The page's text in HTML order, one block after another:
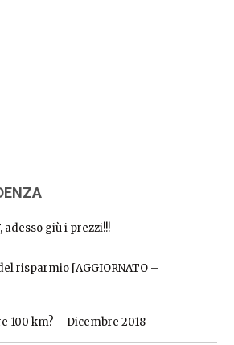
adesso giù i prezzi!!!
risparmio [AGGIORNATO –
100 km? – Dicembre 2018